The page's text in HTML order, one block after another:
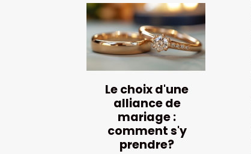
Le choix d'une
alliance de
mariage :
comment s'y
prendre?